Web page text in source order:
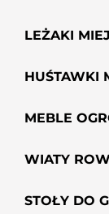
LEŻAKI
HUŚTAWKI
MEBLE
WIATY
STOŁY DO